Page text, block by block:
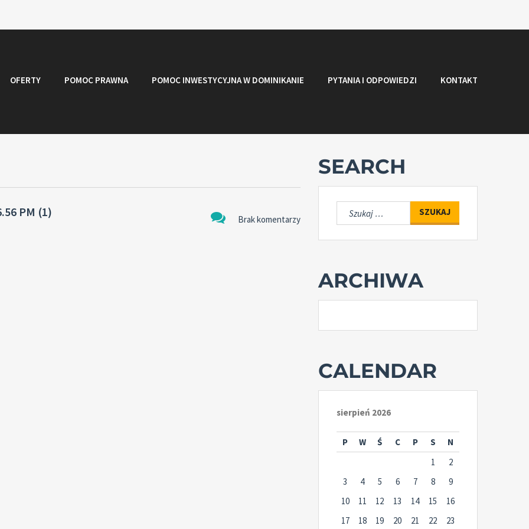
OFERTY POMOC PRAWNA POMOC INWESTYCYJNA W DOMINIKANIE PYTANIA I ODPOWIEDZI KONTAKT
Brak komentarzy
PM (1)
SEARCH
Szukaj:
ARCHIWA
CALENDAR
sierpień 2026
P W Ś C P S
N
1
2
3
4 5 6 7 8
9
10
11 12 13 14 15
16
17
18 19 20 21 22
23